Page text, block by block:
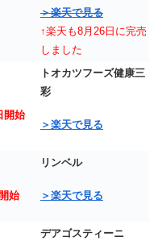
＞楽天で見る
↑楽天も8月26日に完売
しました
開始
トオカツフーズ健康三
彩
＞楽天で見る
始
リンベル
＞楽天で見る
デアゴスティーニ